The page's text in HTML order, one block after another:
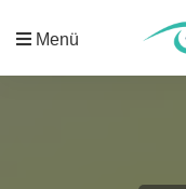
Menü